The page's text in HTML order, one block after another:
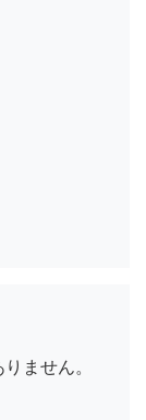
ません。